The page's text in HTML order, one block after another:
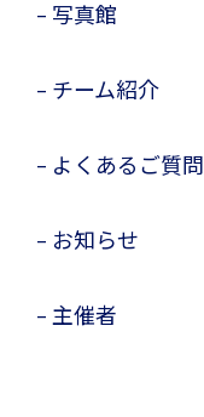
写真館
チーム紹介
よくあるご質問
お知らせ
主催者